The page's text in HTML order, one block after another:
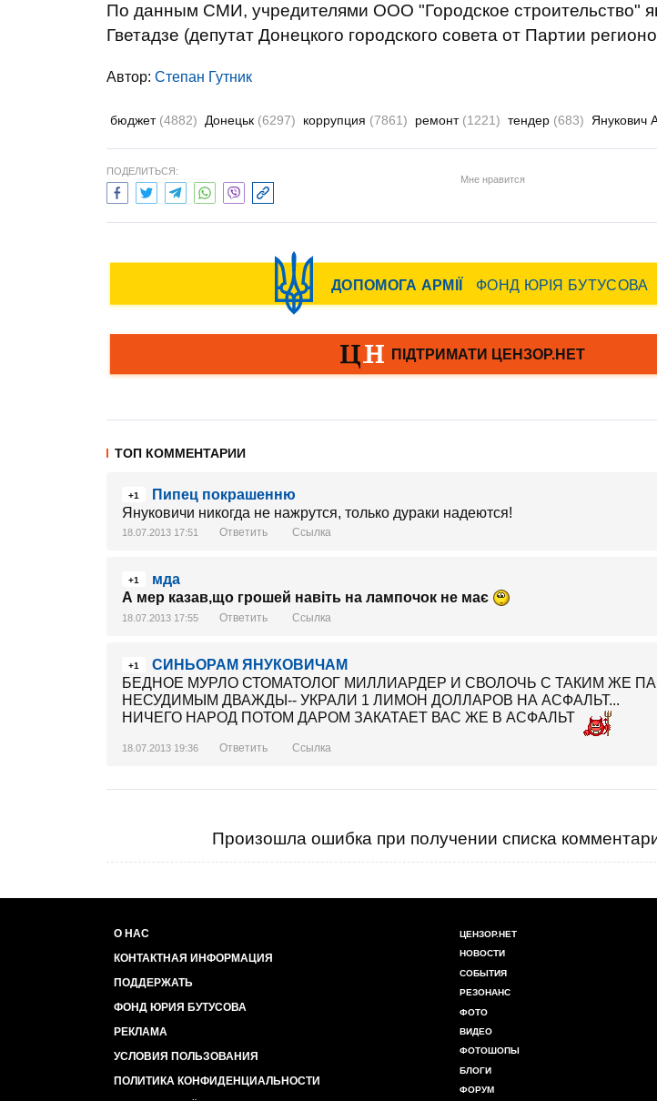
По данным СМИ, учредителями ООО "Городское строительство"
Гветадзе (депутат Донецкого городского совета от Партии
Автор: Степан Гутник
бюджет (4882) Донецьк (6297) коррупция (7861) ремонт (1221) тендер (683) Янукович
ПОДЕЛИТЬСЯ:
Мне нравится
ТОП КОММЕНТАРИИ
+1
Пипец покрашенню
Януковичи никогда не нажрутся, только дураки надеются!
18.07.2013 17:51 Ответить Ссылка
+1
мда
А мер казав,що грошей навіть на лампочок не має
18.07.2013 17:55 Ответить Ссылка
+1
СИНЬОРАМ ЯНУКОВИЧАМ
БЕДНОЕ МУРЛО СТОМАТОЛОГ МИЛЛИАРДЕР И СВОЛОЧЬ С ТАКИМ ЖЕ
НЕСУДИМЫМ ДВАЖДЫ-- УКРАЛИ 1 ЛИМОН ДОЛЛАРОВ НА АСФАЛЬТ...
НИЧЕГО НАРОД ПОТОМ ДАРОМ ЗАКАТАЕТ ВАС ЖЕ В АСФАЛЬТ
18.07.2013 19:36 Ответить Ссылка
Произошла ошибка при получении списка
О НАС
КОНТАКТНАЯ ИНФОРМАЦИЯ
ПОДДЕРЖАТЬ
ФОНД ЮРИЯ БУТУСОВА
РЕКЛАМА
УСЛОВИЯ ПОЛЬЗОВАНИЯ
ПОЛИТИКА КОНФИДЕНЦИАЛЬНОСТИ
ЦЕНЗОР.НЕТ
НОВОСТИ
СОБЫТИЯ
РЕЗОНАНС
ФОТО
ВИДЕО
ФОТОШОПЫ
БЛОГИ
ФОРУМ